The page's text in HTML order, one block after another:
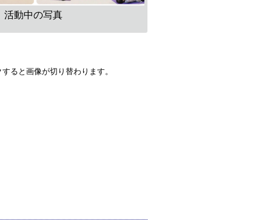
活動中の写真
ると画像が切り替わります。